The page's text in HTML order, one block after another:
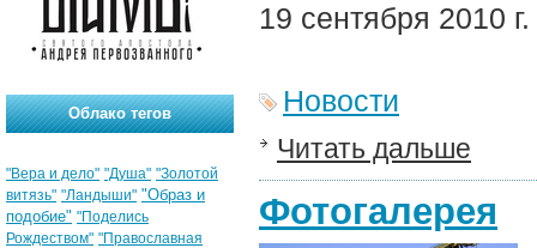
19 сентября 2010 г.
Новости
Читать дальше
Фотогалерея
Облако тегов
"Вера и дело" "Душа" "Золотой
витязь" "Ландыши" "Образ и
подобие" "Поделись
Рождеством" "Православная